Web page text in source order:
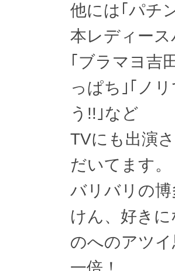
他には｢パチ
本レディー
｢ブラマヨ吉
っぱち｣｢ノ
う!!｣など
TVにも出演
だいてます。
バリバリの
けん、好き
のへのアツ